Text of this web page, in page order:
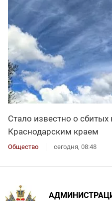
Стало известно о
Краснодарским краем
Общество сегодня, 08:48